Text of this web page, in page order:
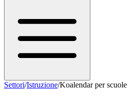
Settori/Istruzione/Koalendar per scuole